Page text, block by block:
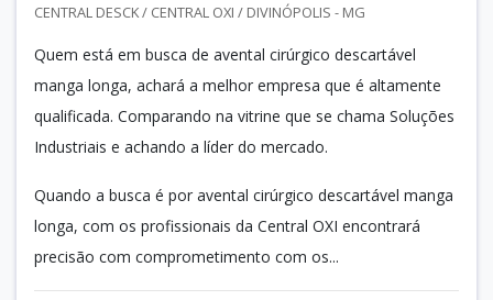
CENTRAL DESCK / CENTRAL OXI / DIVINÓPOLIS - MG
Quem está em busca de avental cirúrgico descartável
manga longa, achará a melhor empresa que é altamente
qualificada. Comparando na vitrine que se chama Soluções
Industriais e achando a líder do mercado.
Quando a busca é por avental cirúrgico descartável manga
longa, com os profissionais da Central OXI encontrará
precisão com comprometimento com os...